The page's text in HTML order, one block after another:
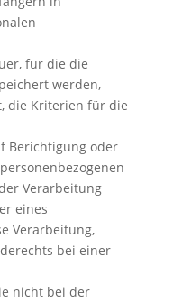
für die die
werden,
die Kriterien für die
Berichtigung oder
Verarbeitung
eines
Verarbeitung,
bei einer
nicht bei der